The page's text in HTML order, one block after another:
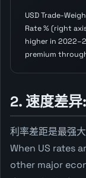
USD Trade-
Rate % (right
higher in
premium
2. 速度差
利率差距是最强
When US rates
other major